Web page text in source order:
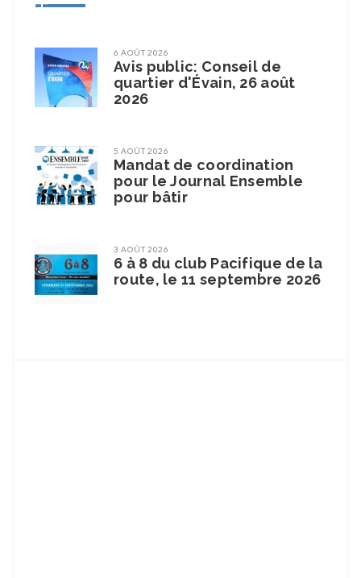
6 AOÛT 2026
Avis public: Conseil de
quartier d'Évain, 26 août
2026
5 AOÛT 2026
Mandat de coordination
pour le Journal Ensemble
pour bâtir
3 AOÛT 2026
6 à 8 du club Pacifique de la
route, le 11 septembre 2026